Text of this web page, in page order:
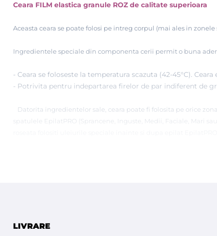
Ceara FILM elastica granule ROZ de calitate superioara
Aceasta ceara se poate folosi pe intreg corpul (mai ales in
Ingredientele speciale din componenta cerii permit o buna
- Ceara se foloseste la temperatura scazuta (42-45°C).
- Potrivita pentru indepartarea firelor de par indiferent de
Datorita ingredientelor sale, ceara poate fi folosita pe orice
spatulele EpilatPRO (Sprancene, Inguste, Medii, Faciale, Mari
LIVRARE